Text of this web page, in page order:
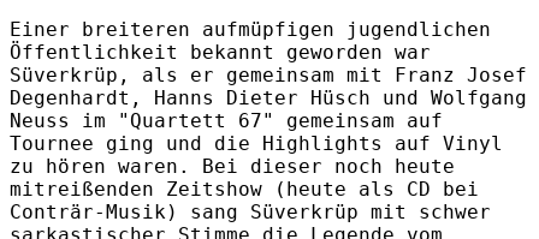
Einer breiteren aufmüpfigen jugendlichen
Öffentlichkeit bekannt geworden war
Süverkrüp, als er gemeinsam mit Franz Josef
Degenhardt, Hanns Dieter Hüsch und Wolfgang
Neuss im "Quartett 67" gemeinsam auf
Tournee ging und die Highlights auf Vinyl
zu hören waren. Bei dieser noch heute
mitreißenden Zeitshow (heute als CD bei
Conträr-Musik) sang Süverkrüp mit schwer
sarkastischer Stimme die Legende vom